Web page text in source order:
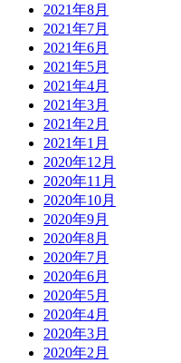
2021年8月
2021年7月
2021年6月
2021年5月
2021年4月
2021年3月
2021年2月
2021年1月
2020年12月
2020年11月
2020年10月
2020年9月
2020年8月
2020年7月
2020年6月
2020年5月
2020年4月
2020年3月
2020年2月